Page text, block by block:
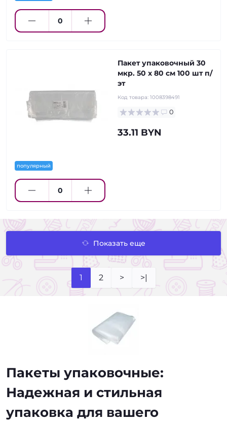
популярный
Пакет упаковочный 30
мкр. 50 х 80 см 100 шт п/
эт
Код товара: 1008398491
0
33.11 BYN
Показать еще
1 2 > >|
Пакеты упаковочные:
Надежная и стильная
упаковка для вашего